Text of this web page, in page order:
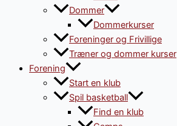
Dommer
Dommerkurser
Foreninger og Frivillige
Træner og dommer kurser
Forening
Start en klub
Spil basketball
Find en klub